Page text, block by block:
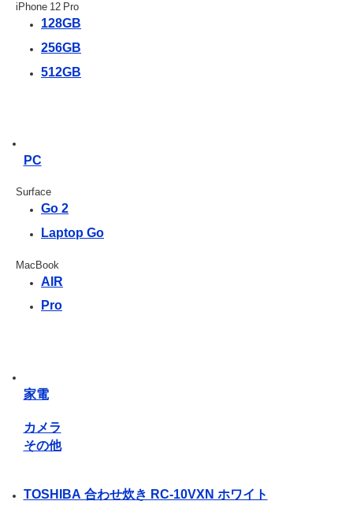
iPhone 12 Pro
128GB
256GB
512GB
PC
Surface
Go 2
Laptop Go
MacBook
AIR
Pro
家電
カメラ
その他
TOSHIBA 合わせ炊き RC-10VXN ホワイト